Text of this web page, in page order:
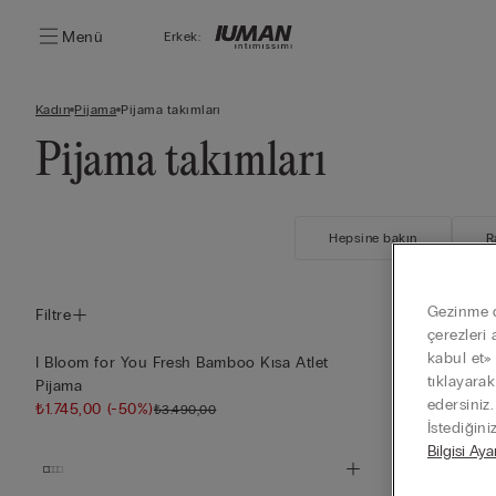
Menü Erkek:
Kadın Pijama Pijama takımları
Pijama takımları
Hepsine bakın
Filtre
I Bloom for You Fresh Bamboo Kısa Atlet
Pijama
₺1.745,00 (-50%)₺3.490,00
Soft Lounge
₺1.545,00(-
Gezinme
çerezleri
kabul et»
Bilgisi